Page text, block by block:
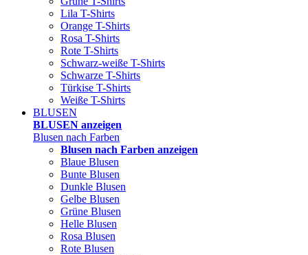
Lila T-Shirts
Orange T-Shirts
Rosa T-Shirts
Rote T-Shirts
Schwarz-weiße T-Shirts
Schwarze T-Shirts
Türkise T-Shirts
Weiße T-Shirts
BLUSEN
BLUSEN anzeigen
Blusen nach Farben
Blusen nach Farben anzeigen
Blaue Blusen
Bunte Blusen
Dunkle Blusen
Gelbe Blusen
Grüne Blusen
Helle Blusen
Rosa Blusen
Rote Blusen